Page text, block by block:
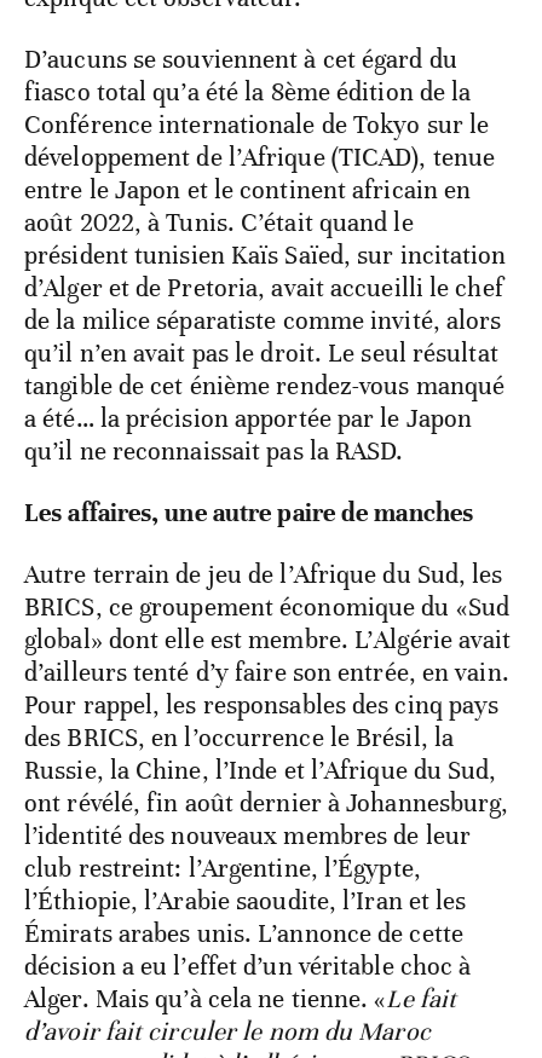
D’aucuns se souviennent à cet égard du
fiasco total qu’a été la 8ème édition de la
Conférence internationale de Tokyo sur le
développement de l’Afrique (TICAD), tenue
entre le Japon et le continent africain en
août 2022, à Tunis. C’était quand le
président tunisien Kaïs Saïed, sur incitation
d’Alger et de Pretoria, avait accueilli le chef
de la milice séparatiste comme invité, alors
qu’il n’en avait pas le droit. Le seul résultat
tangible de cet énième rendez-vous manqué
a été… la précision apportée par le Japon
qu’il ne reconnaissait pas la RASD.
Les affaires, une autre paire de manches
Autre terrain de jeu de l’Afrique du Sud, les
BRICS, ce groupement économique du «Sud
global» dont elle est membre. L’Algérie avait
d’ailleurs tenté d’y faire son entrée, en vain.
Pour rappel, les responsables des cinq pays
des BRICS, en l’occurrence le Brésil, la
Russie, la Chine, l’Inde et l’Afrique du Sud,
ont révélé, fin août dernier à Johannesburg,
l’identité des nouveaux membres de leur
club restreint: l’Argentine, l’Égypte,
l’Éthiopie, l’Arabie saoudite, l’Iran et les
Émirats arabes unis. L’annonce de cette
décision a eu l’effet d’un véritable choc à
Alger. Mais qu’à cela ne tienne. «Le fait
d’avoir fait circuler le nom du Maroc